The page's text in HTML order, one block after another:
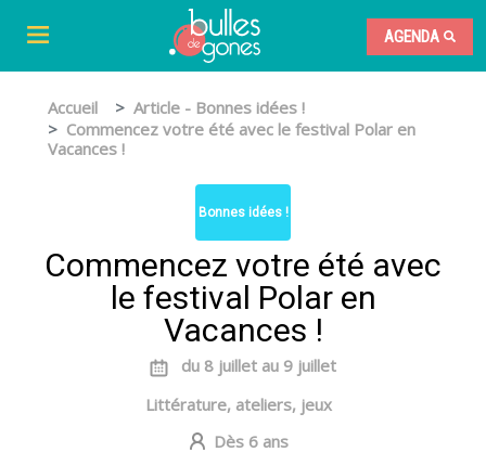
AGENDA
Accueil
Article - Bonnes idées !
Commencez votre été avec le festival Polar en
Vacances !
Bonnes idées !
Commencez votre été avec
le festival Polar en
Vacances !
du 8 juillet au 9 juillet
Littérature, ateliers, jeux
Dès 6 ans